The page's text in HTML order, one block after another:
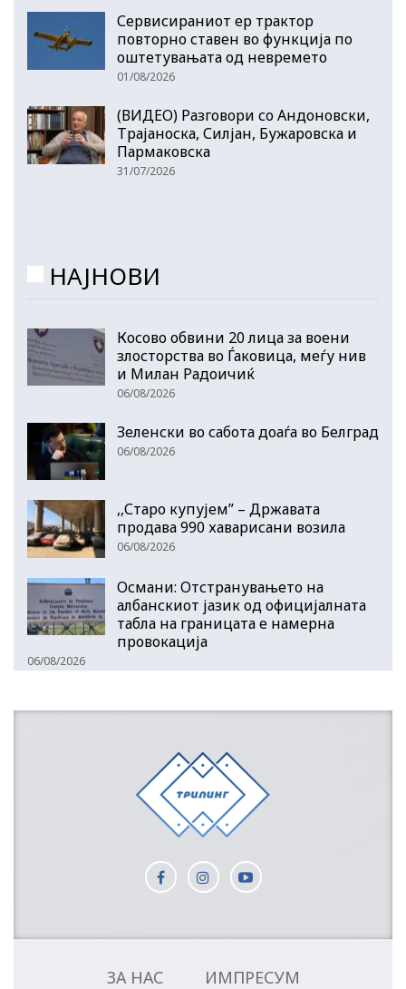
Сервисираниот ер трактор
повторно ставен во функција по
оштетувањата од невремето
01/08/2026
(ВИДЕО) Разговори со Андоновски,
Трајаноска, Силјан, Бужаровска и
Пармаковска
31/07/2026
НАЈНОВИ
Косово обвини 20 лица за воени
злосторства во Ѓаковица, меѓу нив
и Милан Радоичиќ
06/08/2026
Зеленски во сабота доаѓа во Белград
06/08/2026
,,Старо купујем” – Државата
продава 990 хаварисани возила
06/08/2026
Османи: Отстранувањето на
албанскиот јазик од официјалната
табла на границата е намерна
провокација
06/08/2026
ЗА НАС ИМПРЕСУМ